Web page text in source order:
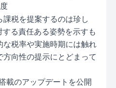
税を提案するのは珍し
る責任ある姿勢を示すも
税率や実施時期には触れ
向性の提示にとどまって
載のアップデートを公開